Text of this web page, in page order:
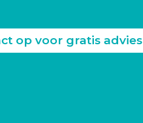
op voor gratis advies